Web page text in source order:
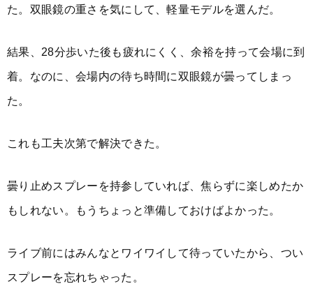
た。双眼鏡の重さを気にして、軽量モデルを選んだ。
結果、28分歩いた後も疲れにくく、余裕を持って会場に到
着。なのに、会場内の待ち時間に双眼鏡が曇ってしまっ
た。
これも工夫次第で解決できた。
曇り止めスプレーを持参していれば、焦らずに楽しめたか
もしれない。もうちょっと準備しておけばよかった。
ライブ前にはみんなとワイワイして待っていたから、つい
スプレーを忘れちゃった。